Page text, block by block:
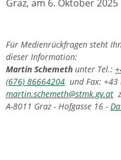
Graz, am 6. Oktober 2025
Für Medienrückfragen steht
dieser Information:
Martin Schemeth unter Tel.:
(676) 86664204 und Fax:
martin.schemeth@stmk.gv.at
A-8011 Graz - Hofgasse 16 -